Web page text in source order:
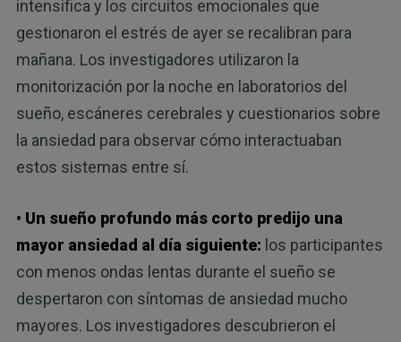
intensifica y los circuitos emocionales que
gestionaron el estrés de ayer se recalibran para
mañana. Los investigadores utilizaron la
monitorización por la noche en laboratorios del
sueño, escáneres cerebrales y cuestionarios sobre
la ansiedad para observar cómo interactuaban
estos sistemas entre sí.
• Un sueño profundo más corto predijo una
mayor ansiedad al día siguiente: los participantes
con menos ondas lentas durante el sueño se
despertaron con síntomas de ansiedad mucho
mayores. Los investigadores descubrieron el